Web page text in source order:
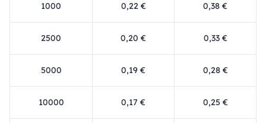
1000 0,22 € 0,38 €
2500 0,20 € 0,33 €
5000 0,19 € 0,28 €
10000 0,17 € 0,25 €